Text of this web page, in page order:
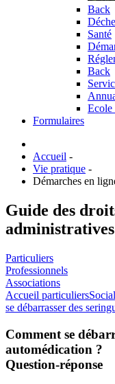
Back
Santé
Back
Ecole
Formulaires
Accueil -
Vie pratique -
Démarches en
Guide des
administratives
Particuliers
Professionnels
Associations
Accueil particuliers
se débarrasser des
Comment se
automédication ?
Question-réponse